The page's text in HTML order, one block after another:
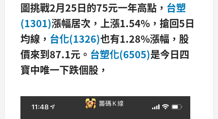
圖挑戰2月25日的75元一年高點， 台塑
(1301)漲幅居次，上漲1.54% ，搶回5日
均線， 台化(1326)也有1.28%漲幅，股
價來到87.1元。 台塑化(6505)是今日四
寶中唯一下跌個股，